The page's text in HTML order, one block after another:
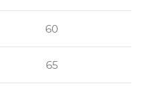
60
65